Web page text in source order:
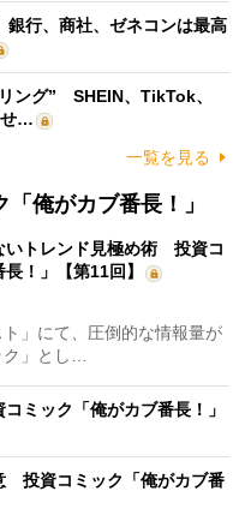
銀行、商社、ゼネコンは最高
ング” SHEIN、TikTok、
せ…
一覧を見る
俺がカブ番長！」
いトレンド見極め術 投資コ
！」【第11回】
」にて、圧倒的な情報量が
」とし…
ミック「俺がカブ番長！」
投資コミック「俺がカブ番